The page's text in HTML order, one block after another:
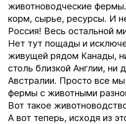
животноводческие
корм, сырье, ресурсы. И
Россия! Весь остальной
Нет тут пощады и
живущей рядом Канады,
столь близкой Англии, ни
Австралии. Просто все
фермы с животными
Вот такое
А вот теперь, исходя из